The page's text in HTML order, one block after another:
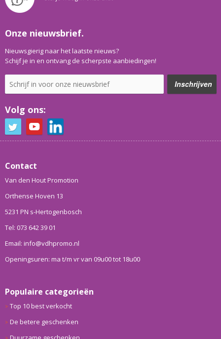
Onze nieuwsbrief.
Nieuwsgierig naar het laatste nieuws?
Schijf je in en ontvang de scherpste aanbiedingen!
Volg ons:
Contact
Van den Hout Promotion
Orthense Hoven 13
5231 PN s-Hertogenbosch
Tel: 073 642 39 01
Email: info@vdhpromo.nl
Openingsuren: ma t/m vr van 09u00 tot 18u00
Populaire categorieën
Top 10 best verkocht
De betere geschenken